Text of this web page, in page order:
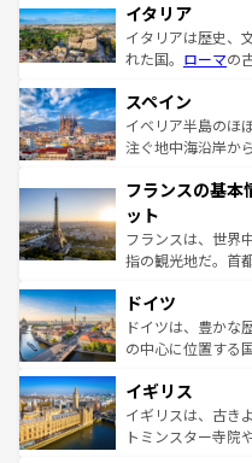
イタリア
イタリアは歴史、
れた国。 ローマの
ろん、トスカーナ
景など、自然景観
ピザやパスタなど
ませてくれるイタ
なお、新着のイタ
しい。
スペイン
イベリア半島のほ
注ぐ地中海沿岸か
文化が根付くこの
れる闘牛、そして
る。首都マドリー
アートに溢れた街
せる。地方によっ
ンテンツ一覧を参
フランスの基本
ット
フランスは、世界
指の観光地だ。首
で、幅広い魅力が
聖堂、美しいビー
から魅了する。ま
いる。シャンパン
香り高いラベンダ
らに、パリ以外の
ドイツ
ドイツは、豊かな
の中心に位置する
顔を持つこの国は
ルリンの文化的活
してライン川沿い
イギリス
イギリスは、古き
トミンスター寺院